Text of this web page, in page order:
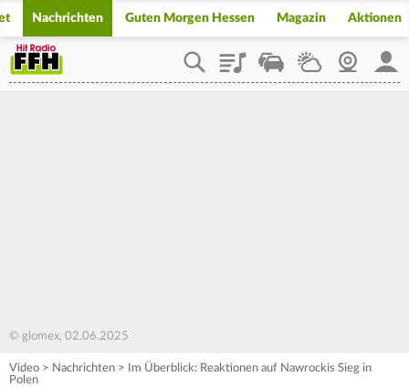
Nachrichten Guten Morgen Hessen Magazin Aktionen
PlaylistStaupilotWetterWebcam
© glomex, 02.06.2025
Video > Nachrichten >
Im Überblick: Reaktionen auf Nawrockis Sieg in
Polen